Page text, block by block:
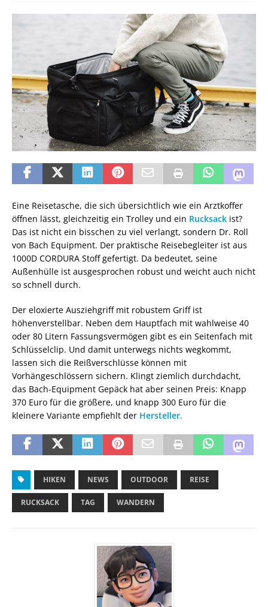
Eine Reisetasche, die sich übersichtlich wie ein Arztkoffer
öffnen lässt, gleichzeitig ein Trolley und ein Rucksack ist?
Das ist nicht ein bisschen zu viel verlangt, sondern Dr. Roll
von Bach Equipment. Der praktische Reisebegleiter ist aus
1000D CORDURA Stoff gefertigt. Da bedeutet, seine
Außenhülle ist ausgesprochen robust und weicht auch nicht
so schnell durch.
Der eloxierte Ausziehgriff mit robustem Griff ist
höhenverstellbar. Neben dem Hauptfach mit wahlweise 40
oder 80 Litern Fassungsvermögen gibt es ein Seitenfach mit
Schlüsselclip. Und damit unterwegs nichts wegkommt,
lassen sich die Reißverschlüsse können mit
Vorhängeschlössern sichern. Klingt ziemlich durchdacht,
das Bach-Equipment Gepäck hat aber seinen Preis: Knapp
370 Euro für die größere, und knapp 300 Euro für die
kleinere Variante empfiehlt der Hersteller.
HIKEN NEWS OUTDOOR REISE
RUCKSACK TAG WANDERN